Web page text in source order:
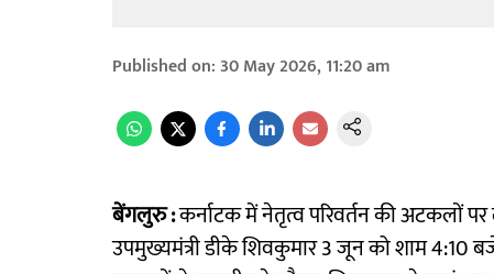
Published on:30 May 2026, 11:20 am
बेंगलुरु :कर्नाटक में नेतृत्व परिवर्तन की अटकलों पर
उपमुख्यमंत्री डीके शिवकुमार 3 जून को शाम